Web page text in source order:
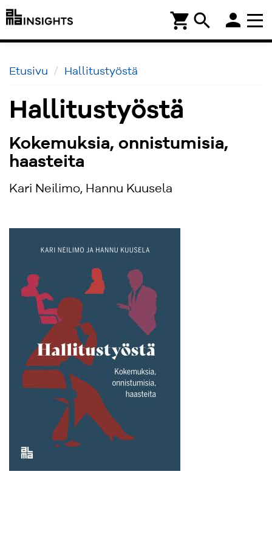
search
shopping_cart person
Etusivu Hallitustyöstä
Hallitustyöstä
Kokemuksia, onnistumisia,
haasteita
Kari Neilimo, Hannu Kuusela